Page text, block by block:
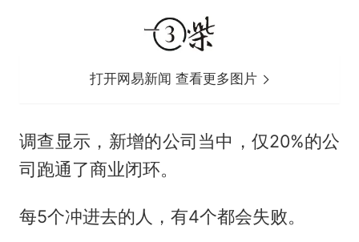
打开网易新闻 查看更多图片
调查显示，新增的公司当中，仅20%的公
司跑通了商业闭环。
每5个冲进去的人，有4个都会失败。